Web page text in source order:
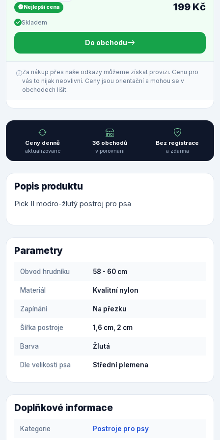
Nejlepší cena
Skladem
199 Kč
Do obchodu
Za nákup přes naše odkazy můžeme získat provizi. Cenu pro
vás to nijak neovlivní. Ceny jsou orientační a mohou se v
obchodech lišit.
Ceny denně
aktualizované
36 obchodů
v porovnání
Bez registrace
a zdarma
Popis produktu
Pick II modro-žlutý postroj pro psa
Parametry
Obvod hrudníku 58 - 60 cm
Materiál Kvalitní nylon
Zapínání Na přezku
Šířka postroje 1,6 cm, 2 cm
Barva Žlutá
Dle velikosti psa Střední plemena
Doplňkové informace
Kategorie Postroje pro psy